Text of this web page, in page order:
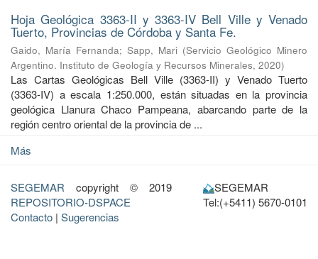
Hoja Geológica 3363-II y 3363-IV Bell Ville y Venado
Tuerto, Provincias de Córdoba y Santa Fe.
Gaido, María Fernanda; Sapp, Mari (Servicio Geológico Minero
Argentino. Instituto de Geología y Recursos Minerales, 2020)
Las Cartas Geológicas Bell Ville (3363-II) y Venado Tuerto
(3363-IV) a escala 1:250.000, están situadas en la provincia
geológica Llanura Chaco Pampeana, abarcando parte de la
región centro oriental de la provincia de ...
Más
SEGEMAR copyright © 2019
REPOSITORIO-DSPACE
Contacto | Sugerencias
SEGEMAR
Tel:(+5411) 5670-0101